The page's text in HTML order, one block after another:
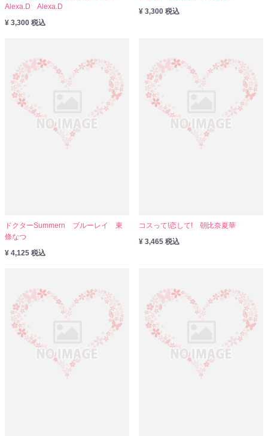
Alexa.D Alexa.D
¥ 3,300 税込
¥ 3,300 税込
ドクターSummern ブルーレイ 東
條なつ
¥ 4,125 税込
コスって!恋して! 朝比奈夏華
¥ 3,465 税込